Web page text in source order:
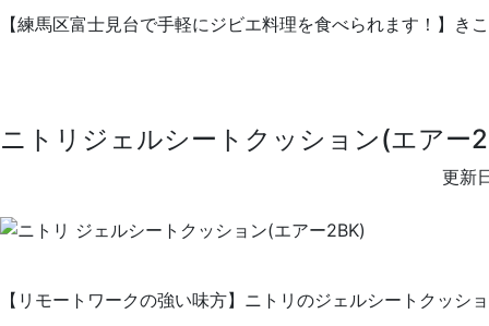
【練馬区富士見台で手軽にジビエ料理を食べられます！】
ニトリジェルシートクッション(エアー
更新
【リモートワークの強い味方】ニトリのジェルシートクッシ